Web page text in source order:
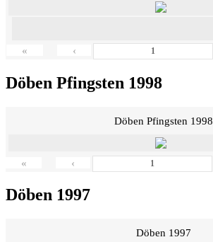
« ‹
Döben Pfingsten 1998
Döben Pfingsten 1998
« ‹
Döben 1997
Döben 1997